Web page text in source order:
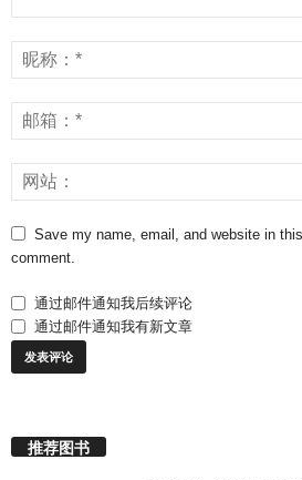
Save my name, email, and website in
comment.
通过邮件通知我后续评论
通过邮件通知我有新文章
推荐图书